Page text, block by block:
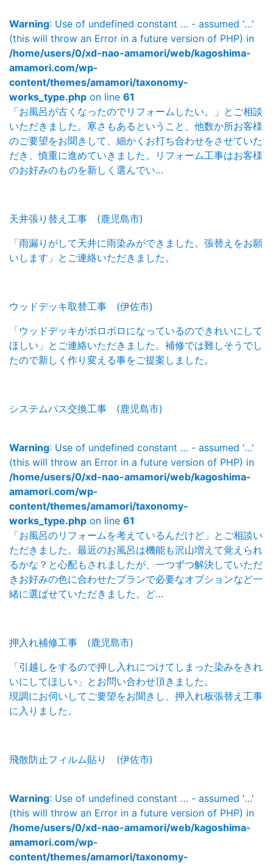
Warning: Use of undefined constant … - assumed '…'
(this will throw an Error in a future version of PHP) in
/home/users/0/xd-nao-amamori/web/kagoshima-
amamori.com/wp-
content/themes/amamori/taxonomy-
works_type.php on line 61
「お風呂が古くなったのでリフォームしたい。」とご相談
いただきました。寒さもあるということ、他数か所お客様
のご要望をお聞きして、細かくお打ち合わせをさせていた
だき、慎重に進めていきました。リフォーム工事はお客様
のお好みのものを新しく選んでい…
天井張り替え工事 (鹿児島市)
「雨漏りがして天井に雨染みができました。張替えをお願
いします」とご連絡いただきました。
ウッドデッキ取替工事 (伊佐市)
「ウッドデッキがボロボロになっているのできれいにして
ほしい」とご連絡いただきました。補修では難しそうでし
たので新しく作り変える事をご提案しました。
システムバス交換工事 (鹿児島市)
Warning: Use of undefined constant … - assumed '…'
(this will throw an Error in a future version of PHP) in
/home/users/0/xd-nao-amamori/web/kagoshima-
amamori.com/wp-
content/themes/amamori/taxonomy-
works_type.php on line 61
「お風呂のリフォームを考えているんだけど」とご相談い
ただきました。最近のお風呂は機能も沢山増えて覚えられ
るかな？と心配もされましたが、一つずつ解決していただ
きお好みの色に合わせたプランで必要なオプションなど一
緒に選ばせていただきました。ど…
押入れ補修工事 (鹿児島市)
「引越しをするので押し入れにつけてしまった染みをきれ
いにしてほしい」とお問い合わせ頂きました。
現調にお伺いしてご要望をお聞きし、押入れ板張替え工事
に入りました。
飛散防止フィルム貼り (伊佐市)
Warning: Use of undefined constant … - assumed '…'
(this will throw an Error in a future version of PHP) in
/home/users/0/xd-nao-amamori/web/kagoshima-
amamori.com/wp-
content/themes/amamori/taxonomy-